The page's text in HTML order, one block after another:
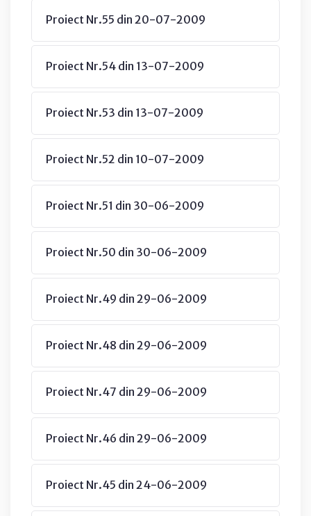
Proiect Nr.55 din 20-07-2009
Proiect Nr.54 din 13-07-2009
Proiect Nr.53 din 13-07-2009
Proiect Nr.52 din 10-07-2009
Proiect Nr.51 din 30-06-2009
Proiect Nr.50 din 30-06-2009
Proiect Nr.49 din 29-06-2009
Proiect Nr.48 din 29-06-2009
Proiect Nr.47 din 29-06-2009
Proiect Nr.46 din 29-06-2009
Proiect Nr.45 din 24-06-2009